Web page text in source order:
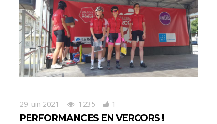
29 juin 2021 1235 1
PERFORMANCES EN VERCORS !